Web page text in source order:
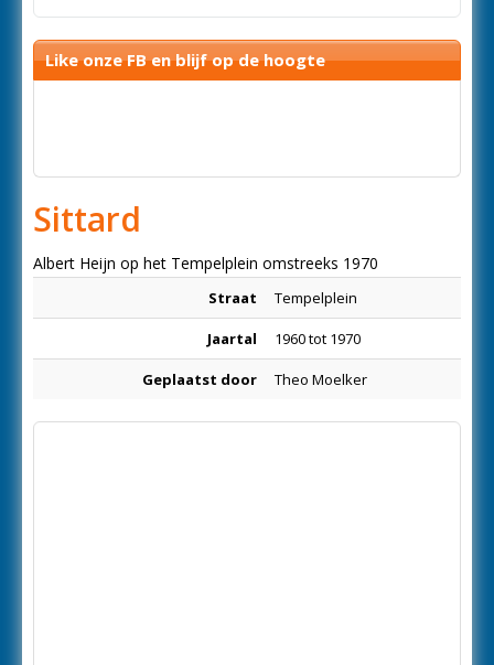
Like onze FB en blijf op de hoogte
Sittard
Albert Heijn op het Tempelplein omstreeks 1970
Straat Tempelplein
Jaartal 1960 tot 1970
Geplaatst door Theo Moelker